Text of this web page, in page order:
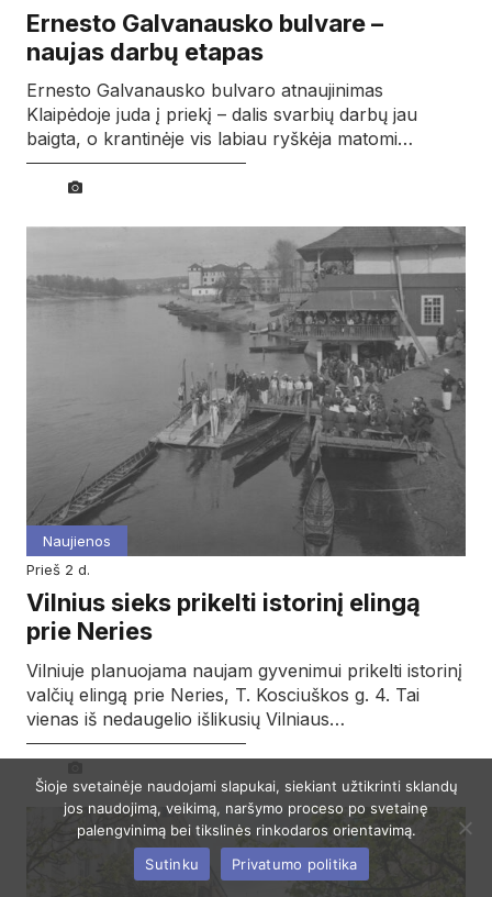
Ernesto Galvanausko bulvare –
naujas darbų etapas
Ernesto Galvanausko bulvaro atnaujinimas
Klaipėdoje juda į priekį – dalis svarbių darbų jau
baigta, o krantinėje vis labiau ryškėja matomi…
Naujienos
prieš 2 d.
Vilnius sieks prikelti istorinį elingą
prie Neries
Vilniuje planuojama naujam gyvenimui prikelti istorinį
valčių elingą prie Neries, T. Kosciuškos g. 4. Tai
vienas iš nedaugelio išlikusių Vilniaus…
Šioje svetainėje naudojami slapukai, siekiant užtikrinti sklandų
jos naudojimą, veikimą, naršymo proceso po svetainę
palengvinimą bei tikslinės rinkodaros orientavimą.
Sutinku
Privatumo politika